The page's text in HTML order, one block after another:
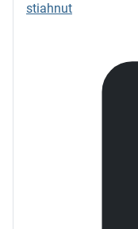
stiahnut